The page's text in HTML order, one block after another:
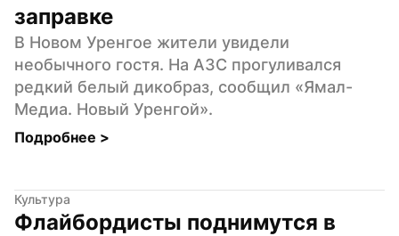
заправке
В Новом Уренгое жители увидели
необычного гостя. На АЗС прогуливался
редкий белый дикобраз, сообщил «Ямал-
Медиа. Новый Уренгой».
Подробнее >
Культура
Флайбордисты поднимутся в